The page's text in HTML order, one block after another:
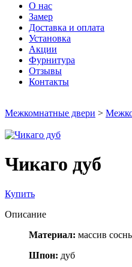
О нас
Замер
Доставка и оплата
Установка
Акции
Фурнитура
Отзывы
Контакты
Межкомнатные двери >
Чикаго дуб
Купить
Описание
Материал: массив
Шпон: дуб